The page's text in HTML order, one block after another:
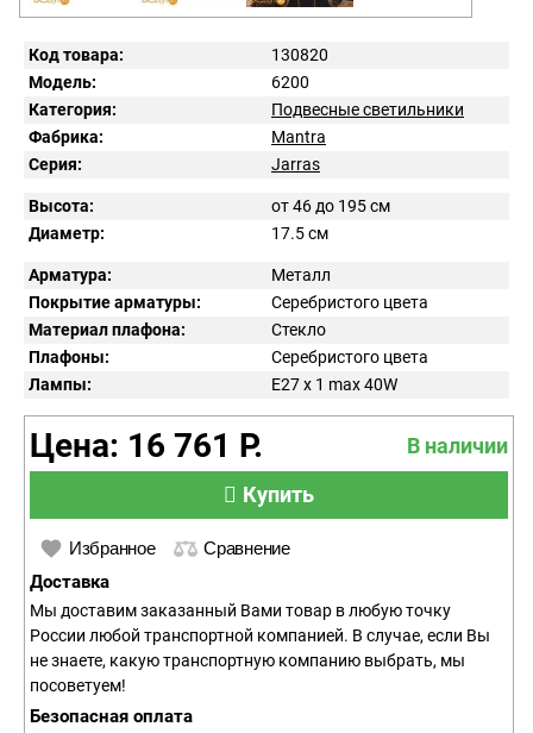
Код товара:
130820
Модель:
6200
Категория:
Подвесные светильники
Фабрика:
Mantra
Серия:
Jarras
Высота:
от 46 до 195 см
Диаметр:
17.5 см
Арматура:
Металл
Покрытие арматуры:
Серебристого цвета
Материал плафона:
Стекло
Плафоны:
Серебристого цвета
Лампы:
E27 x 1 max 40W
Цена: 16 761 Р.
В наличии
Купить
Избранное Сравнение
Доставка
Мы доставим заказанный Вами товар в любую точку
России любой транспортной компанией. В случае, если Вы
не знаете, какую транспортную компанию выбрать, мы
посоветуем!
Безопасная оплата